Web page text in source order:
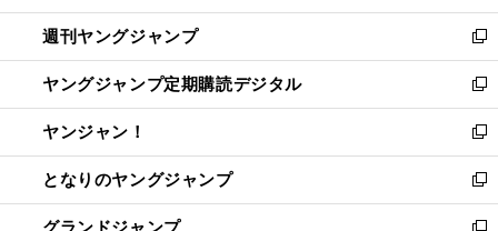
開
く
ウ
で
開
く
ン
ド
ウ
で
開
く
ウ
ィ
ン
ド
ウ
で
開
く
週刊ヤングジャンプ
新
し
い
ウ
ィ
ン
ド
ウ
ヤングジャンプ定期購読デジタル
新
し
い
ウ
ィ
ン
ヤンジャン！
新
し
い
ウ
となりのヤングジャンプ
新
し